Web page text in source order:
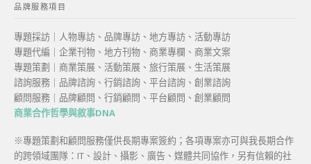
品牌服務項目
專題採訪｜人物專訪、品牌專訪、地方專訪、活動專訪
專題代編｜企業刊物、地方刊物、商業專欄、商業文案
專題策劃｜商業策展、活動策展、旅行策展、生活策展
諮詢服務｜品牌諮詢、行銷諮詢、平台諮詢、創業諮詢
顧問服務｜品牌顧問、行銷顧問、平台顧問、創業顧問
商業合作哲學與敘事DNA
※專題策劃和顧問服務僅供長期專案簽約；各項專案亦可與我長期合作
的跨領域團隊：IT、設計、攝影、廣告、媒體共同協作，另有信賴的社